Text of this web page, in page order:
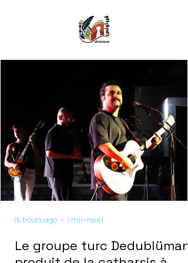
Le groupe turc Dedublüman
15 hours ago 1 min read